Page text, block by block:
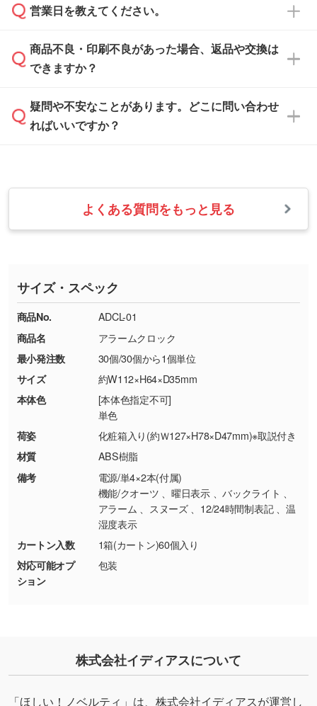
なお、印刷用データの作り方に関する詳細は、
しい
解像度の低い画像や、手書きのイラスト、写真
などを、印刷に適したベクターデータに変換し
・フルカラーデータを1色に変換してほしい
・1色印刷でグラデーションや濃淡を表現した
い
す。→詳しく見る
・コーポレートカラーを使って印刷したい／印
刷色にこだわりがある
DIC・PANTONEなどのカラーチップの指定や、
現物支給による色指定も承っております。→
しく見る
・背景がある画像からキャラクター部分だけを
シンプルな背景のデータや、使いたいキャラク
ター部分の輪郭がはっきりしているデータは切
り抜き処理が可能です。→詳しく見る
・持っているデータの背景が足りない／塗り足
しの作り方が分からない
印刷したいデータが印刷範囲よりも小さい場
合、シンプルな色・柄の背景であれば拡張が可
を生成してほしい
URLをご指定いただければ、QRコードを生成
いたします。配置のご相談にも応じています。
ご希望や商品の本体色を確認し、印刷色をご提
本体色がブラック、ネイビーなど濃色の場合は
白色か淡い色の印刷色をおすすめしておりま
本体色がナチュラルなど淡色の場合、印刷をく
っきりと目立たせたいときは濃い印刷色が、柔
らかい雰囲気にしたいときは淡い印刷色が映え
また、お選びいただいた印刷色が本体色に合わ
ない場合や仕上がりに影響しそうな場合は、ス
タッフから別の色をご案内することもございま
営業日を教えてください。
営業日は平日の10:00～18:00で、土日祝日はお
休みとなります。注文・見積・お問い合わせ
速やかに対応いたします。
商品不良・印刷不良があった場合、返品や交換は
できますか？
お手数をお掛けいたしますが、至急担当スタッ
フまでご連絡ください。商品の状況を確認し、
・お届け時に商品が損傷・故障している場合
・ご注文と異なる商品が届いた場合
・印刷不良があった場合
※詳しくは「商品の良品基準について
ください。
【返品・交換ができない場合】
・お客様の元で商品を加工された場合、または
商品が破損した場合
・商品到着後7日以上経過している場合
・お客様のご都合による返品・交換依頼(商
品・色・数量などの注文間違い等)
疑問や不安なことがあります。どこに問い合わせ
ればいいですか？
業日以内に担当スタッフよりメールにてご連絡
いたします。
お急ぎの場合はお電話でのご質問も受け付けて
TEL：0422-29-9911 営業時間10:00～
18:00(土日祝日除く)
よくある質問をもっと見る
サイズ・スペック
商品No.
ADCL-01
商品名
アラームクロック
最小発注数
30個/30個から1個単位
サイズ
約W112×H64×D35mm
本体色
[本体色指定不可]
単色
荷姿
化粧箱入り(約Ｗ127×H78×D47mm)※取説付き
材質
ABS樹脂
備考
電源/単4×2本(付属)
機能/クオーツ 、曜日表示 、バックライト 、
アラーム 、スヌーズ 、12/24時間制表記 、温
湿度表示
カートン入数
1箱(カートン)60個入り
対応可能オプ
ション
包装
株式会社イディアスについて
「ほしい！ノベルティ」は、株式会社イディアスが運営し